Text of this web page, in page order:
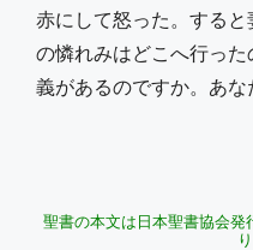
赤にして怒った。する
の憐れみはどこへ行っ
義があるのですか。あな
聖書の本文は日本聖書協会発